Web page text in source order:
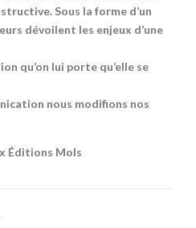
Sous la forme d’un
dévoilent les enjeux d’une
qu’on lui porte qu’elle se
nous modifions nos
Éditions Mols